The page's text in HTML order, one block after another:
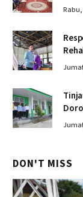
Rabu,
DON'T MISS